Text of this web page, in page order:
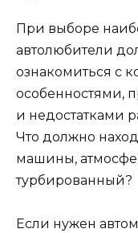
При выборе
автолюбители
ознакомиться с
особенностями,
и недостатками
Что должно
машины,
турбированный?
Если нужен